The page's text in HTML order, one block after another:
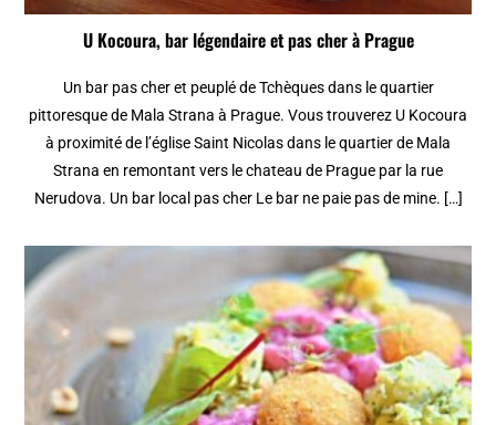
U Kocoura, bar légendaire et pas cher à Prague
Un bar pas cher et peuplé de Tchèques dans le quartier
pittoresque de Mala Strana à Prague. Vous trouverez U Kocoura
à proximité de l’église Saint Nicolas dans le quartier de Mala
Strana en remontant vers le chateau de Prague par la rue
Nerudova. Un bar local pas cher Le bar ne paie pas de mine. […]